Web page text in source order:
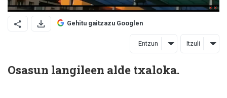
Gehitu gaitzazu Googlen
Entzun Itzuli
Osasun langileen alde txaloka.